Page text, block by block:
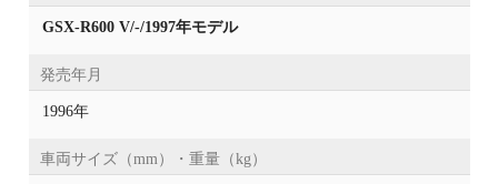
GSX-R600 V/-/1997年モデル
発売年月
1996年
車両サイズ（mm）・重量（kg）